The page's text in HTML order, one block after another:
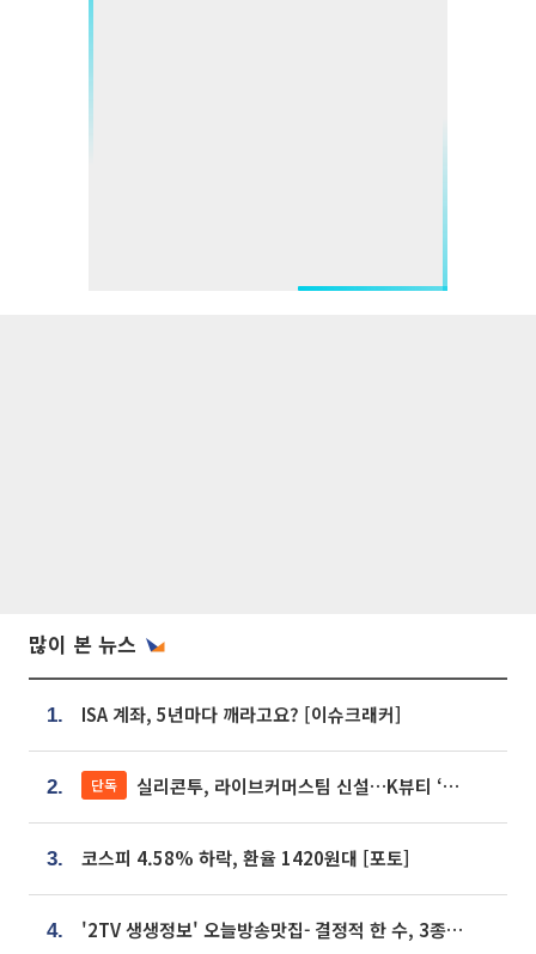
많이 본 뉴스
1. ISA 계좌, 5년마다 깨라고요? [이슈크래커]
2. 단독 실리콘투, 라이브커머스팀 신설…K뷰티 ‘글로벌 판매망’ 확대[K뷰티 라방戰]
3. 코스피 4.58% 하락, 환율 1420원대 [포토]
4. '2TV 생생정보' 오늘방송맛집- 결정적 한 수, 3종 메밀면! 메밀 소바 맛집 '의○○○○'